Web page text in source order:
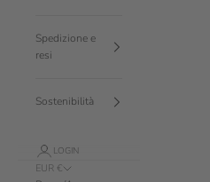
Spedizione e
resi
Sostenibilità
LOGIN
EUR €